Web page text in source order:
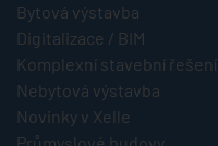
Bytová výstavba
Digitalizace / BIM
Komplexní stavební řešení
Nebytová výstavba
Novinky v Xelle